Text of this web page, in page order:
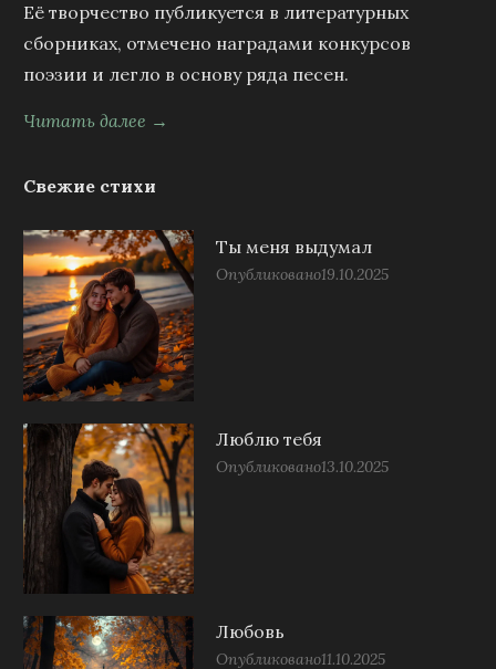
Её творчество публикуется в литературных
сборниках, отмечено наградами конкурсов
поэзии и легло в основу ряда песен.
Читать далее →
Свежие стихи
Ты меня выдумал
Опубликовано19.10.2025
Люблю тебя
Опубликовано13.10.2025
Любовь
Опубликовано11.10.2025